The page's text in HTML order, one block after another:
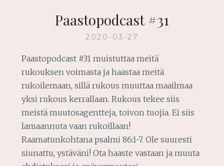
Paastopodcast #31
2020-03-27
Paastopodcast #31 muistuttaa meitä
rukouksen voimasta ja haastaa meitä
rukoilemaan, sillä rukous muuttaa maailmaa
yksi rukous kerrallaan. Rukous tekee siis
meistä muutosagentteja, toivon tuojia. Ei siis
lamaannuta vaan rukoillaan!
Raamatunkohtana psalmi 86:1-7. Ole suuresti
siunattu, ystäväni! Ota haaste vastaan ja muuta